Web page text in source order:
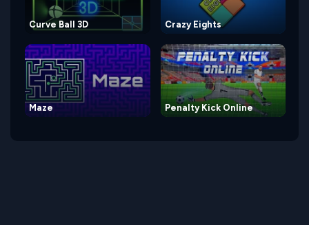
Curve Ball 3D Crazy Eights
Maze Penalty Kick Online